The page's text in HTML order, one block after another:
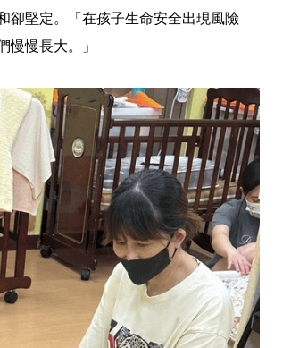
卻堅定。「在孩子生命安全出現風險
慢慢長大。」